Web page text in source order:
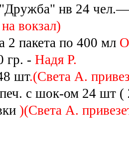
нв 24 чел.—
вокзал)
2 пакета по 400 мл
гр. - Надя Р.
шт.(Света А.
с шок-ом 24 шт (
)(Света А.